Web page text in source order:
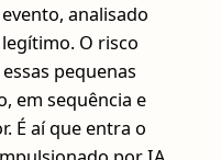
analisado
O risco
pequenas
em sequência e
É aí que entra o